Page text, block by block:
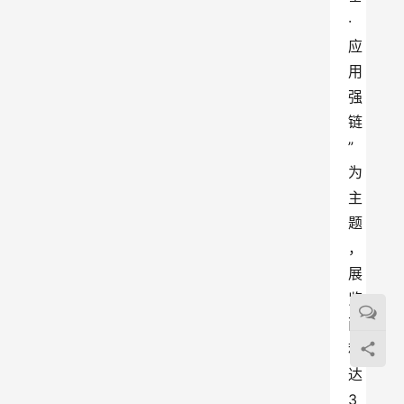
·
应
用
强
链
”
为
主
题
，
展
览
面
积
达
3